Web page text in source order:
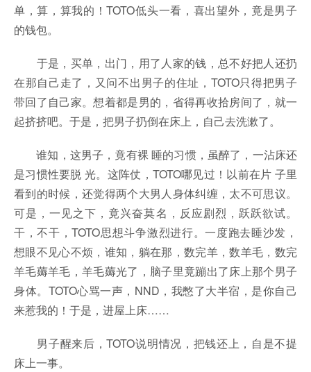
单，算，算我的！TOTO低头一看，喜出望外，竟是男子
的钱包。
于是，买单，出门，用了人家的钱，总不好把人还扔
在那自己走了，又问不出男子的住址，TOTO只得把男子
带回了自己家。想着都是男的，省得再收拾房间了，就一
起挤挤吧。于是，把男子扔倒在床上，自己去洗漱了。
谁知，这男子，竟有裸 睡的习惯，虽醉了，一沾床还
是习惯性要脱 光。这阵仗，TOTO哪见过！以前在片 子里
看到的时候，还觉得两个大男人身体纠缠，太不可思议。
可是，一见之下，竟兴奋莫名，反应剧烈，跃跃欲试。
干，不干，TOTO思想斗争激烈进行。一度跑去睡沙发，
想眼不见心不烦，谁知，躺在那，数完羊，数羊毛，数完
羊毛薅羊毛，羊毛薅光了，脑子里竟蹦出了床上那个男子
身体。TOTO心骂一声，NND，我憋了大半宿，是你自己
来惹我的！于是，进屋上床……
男子醒来后，TOTO说明情况，把钱还上，自是不提
床上一事。